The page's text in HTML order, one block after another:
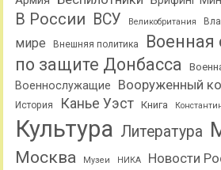
В России ВСУ Великобритания
мире
Внешняя политика
Военная
по защите Донбасса
Военнослужащие Вооруженный
История Канье Уэст Книга
Культура Литература
Москва Музеи НИКА Новости